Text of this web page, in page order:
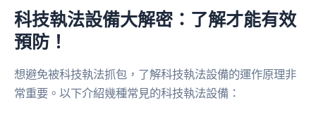
科技執法設備大解密：了解才能有效
預防！
想避免被科技執法抓包，了解科技執法設備的運作原理非
常重要。以下介紹幾種常見的科技執法設備：